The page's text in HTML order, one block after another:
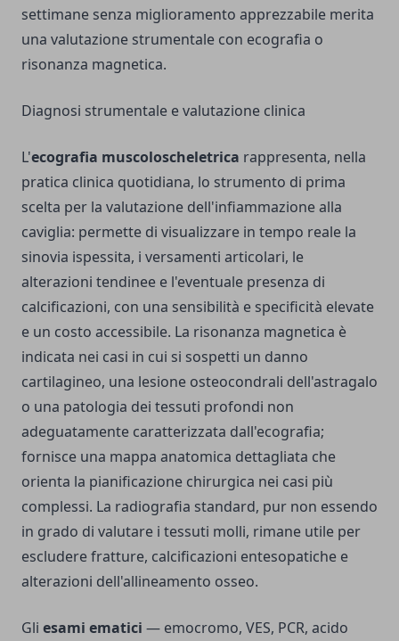
settimane senza miglioramento apprezzabile merita
una valutazione strumentale con ecografia o
risonanza magnetica.
Diagnosi strumentale e valutazione clinica
L'ecografia muscoloscheletrica rappresenta, nella
pratica clinica quotidiana, lo strumento di prima
scelta per la valutazione dell'infiammazione alla
caviglia: permette di visualizzare in tempo reale la
sinovia ispessita, i versamenti articolari, le
alterazioni tendinee e l'eventuale presenza di
calcificazioni, con una sensibilità e specificità elevate
e un costo accessibile. La risonanza magnetica è
indicata nei casi in cui si sospetti un danno
cartilagineo, una lesione osteocondrali dell'astragalo
o una patologia dei tessuti profondi non
adeguatamente caratterizzata dall'ecografia;
fornisce una mappa anatomica dettagliata che
orienta la pianificazione chirurgica nei casi più
complessi. La radiografia standard, pur non essendo
in grado di valutare i tessuti molli, rimane utile per
escludere fratture, calcificazioni entesopatiche e
alterazioni dell'allineamento osseo.
Gli esami ematici — emocromo, VES, PCR, acido